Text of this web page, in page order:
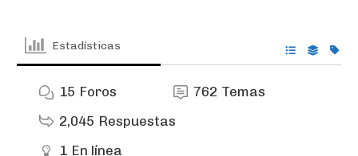
Estadísticas
15 Foros 762 Temas
2,045 Respuestas
1 En línea